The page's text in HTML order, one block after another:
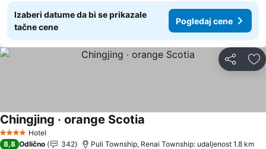
Izaberi datume da bi se prikazale
tačne cene
Pogledaj cene
Deli
4 ZvezdiceHotel
Chingjing ‧ orange Scotia
8,8 Odlično 342 Puli Township, Renai Township: udaljenost 1.8 km